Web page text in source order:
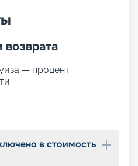
— процент
в стоимость